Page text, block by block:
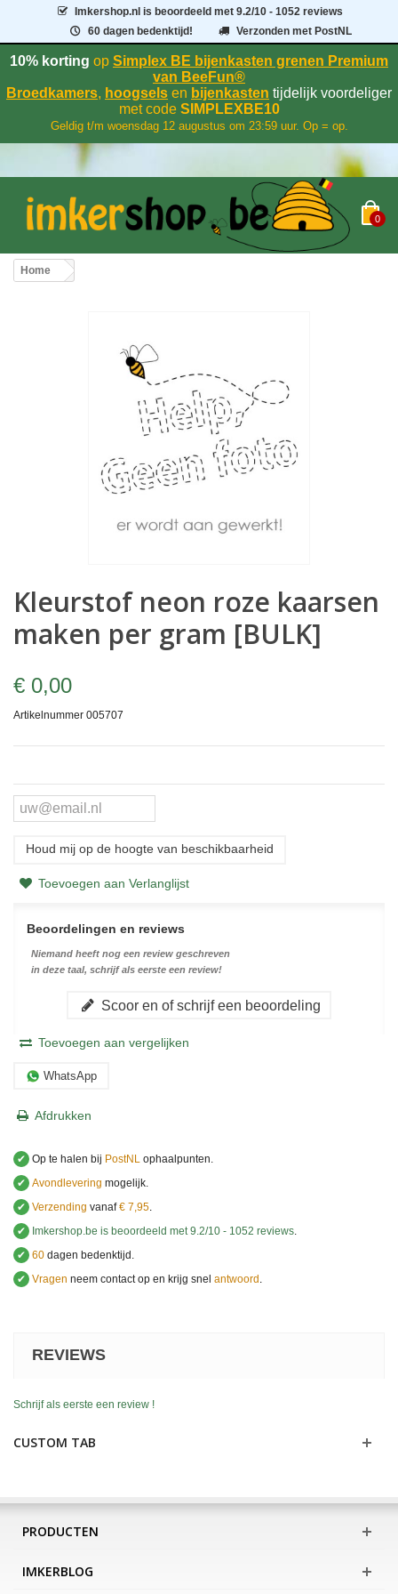
Imkershop.nl is beoordeeld met9.2/10 - 1052 reviews
60 dagen bedenktijd!
Verzonden met PostNL
10% korting op Simplex BE bijenkasten grenen Premium
van BeeFun®
Broedkamers, hoogsels en bijenkasten tijdelijk voordeliger
met codeSIMPLEXBE10
Geldig t/m woensdag 12 augustus om 23:59 uur. Op = op.
0
Home
Kleurstof neon roze kaarsen
maken per gram [BULK]
€ 0,00
Artikelnummer 005707
Houd mij op de hoogte van beschikbaarheid
Toevoegen aan Verlanglijst
Beoordelingen en reviews
Niemand heeft nog een review geschreven
in deze taal, schrijf als eerste een review!
Scoor en of schrijf een beoordeling
Toevoegen aan vergelijken
WhatsApp
Afdrukken
✔ Op te halen bij PostNL ophaalpunten.
✔ Avondlevering mogelijk.
✔ Verzending vanaf€ 7,95.
✔
Imkershop.be is beoordeeld met9.2/10 - 1052 reviews.
✔ 60 dagen bedenktijd.
✔ Vragen neem contact op en krijg snel antwoord .
REVIEWS
Schrijf als eerste een review !
CUSTOM TAB
PRODUCTEN
IMKERBLOG